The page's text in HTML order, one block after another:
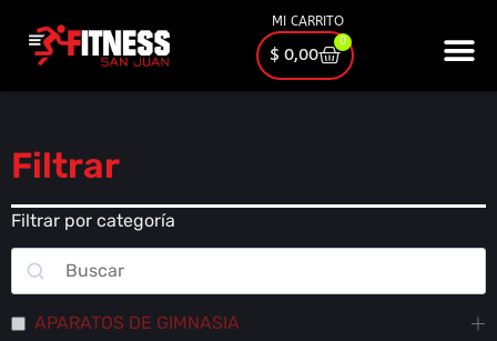
MI CARRITO
$ 0,00
0
Filtrar
Filtrar por categoría
APARATOS DE GIMNASIA